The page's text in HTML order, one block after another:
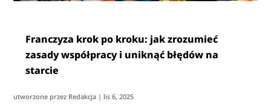
Franczyza krok po kroku: jak zrozumieć
zasady współpracy i uniknąć błędów na
starcie
utworzone przez Redakcja | lis 6, 2025